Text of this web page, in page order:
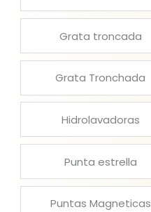
Grata troncada
Grata Tronchada
Hidrolavadoras
Punta estrella
Puntas Magneticas